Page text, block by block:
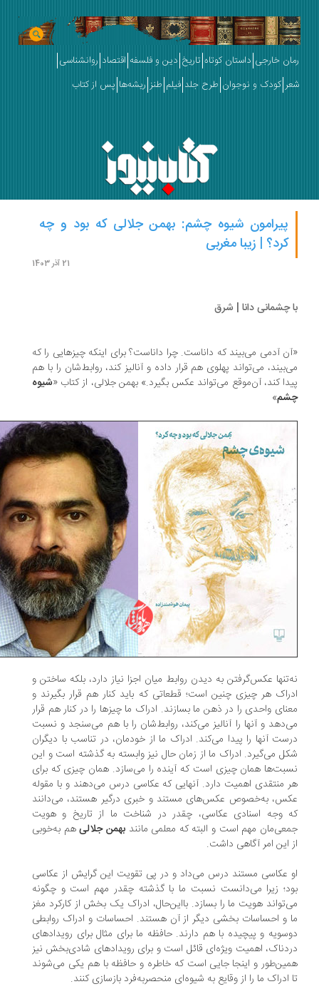
خارجی داستان کوتاه تاریخ دین و فلسفه اقتصاد روانشناسی
کودک و نوجوان طرح جلد فیلم طنز ریشه‌ها پس از کتاب
پیرامون شیوه چشم: بهمن جلالی که بود و چه
کرد؟ | زیبا مغربی
چشمانی دانا | شرق
آدمی می‌بیند که داناست. چرا داناست؟ برای اینکه چیزهایی را که
می‌تواند پهلوی هم قرار داده و آنالیز کند، روابط‌شان را با هم
کند، آن‌موقع می‌تواند عکس بگیرد.» بهمن جلالی، از کتاب «شیوه
عکس‌گرفتن به دیدن روابط میان اجزا‌ نیاز دارد، بلکه ساختن و
هر چیزی چنین است؛ قطعاتی که باید کنار هم قرار بگیرند و
واحدی را در ذهن ما بسازند. ادراک ما چیزها را در کنار هم قرار
و آنها را آنالیز می‌کند، روابط‌شان را با هم می‌سنجد و نسبت
آنها را پیدا می‌کند. ادراک ما از خودمان، در تناسب با دیگران
می‌گیرد. ادراک ما از زمان حال نیز وابسته به گذشته است و این
همان چیزی است که آینده را می‌سازد. همان چیزی که برای
منتقدی اهمیت دارد. آنهایی که عکاسی درس می‌دهند و با مقوله
به‌خصوص عکس‌های مستند و خبری درگیر هستند،‌ می‌دانند
وجه اسنادی عکاسی، چقدر در شناخت ما از تاریخ و هویت
مهم است و البته که معلمی مانندبهمن جلالیهم به‌خوبی
این امر آگاهی داشت.
عکاسی مستند درس می‌داد و در پی تقویت این گرایش از عکاسی
زیرا می‌دانست نسبت ما با گذشته چقدر مهم است و چگونه
هویت ما را بسازد. با‌این‌حال، ادراک یک بخش از کارکرد مغز
و احساسات بخشی دیگر از آن هستند. احساسات و ادراک روابطی
و پیچیده با هم دارند. حافظه ما برای مثال برای رویدادهای
اهمیت ویژه‌ای قائل است و برای رویدادهای شادی‌بخش نیز
و اینجا جایی است که خاطره و حافظه با هم یکی می‌شوند
ادراک ما را از وقایع به شیوه‌ای‌ منحصربه‌فرد بازسازی کنند.